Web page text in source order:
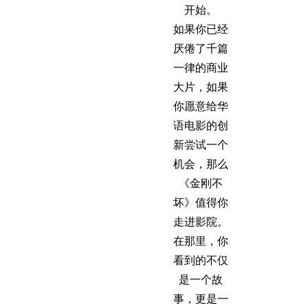
开始。
如果你已经
厌倦了千篇
一律的商业
大片，如果
你愿意给华
语电影的创
新尝试一个
机会，那么
《金刚不
坏》值得你
走进影院。
在那里，你
看到的不仅
是一个故
事，更是一